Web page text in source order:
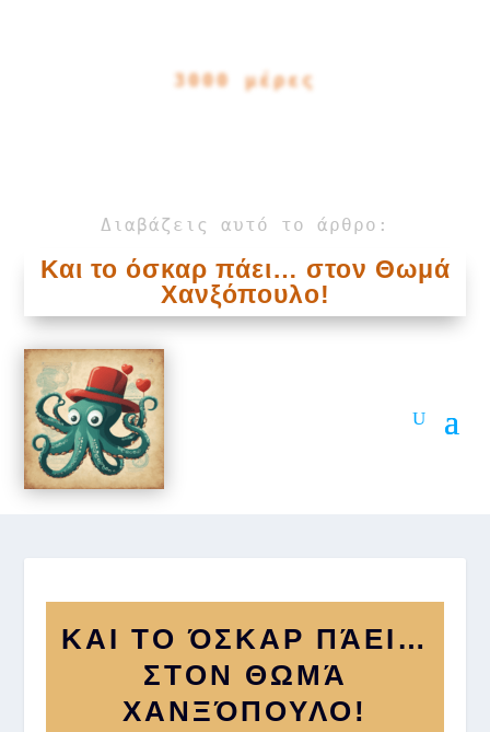
3000 μέρες
Διαβάζεις αυτό το άρθρο:
Και το όσκαρ πάει… στον Θωμά
Χανξόπουλο!
ΚΑΙ ΤΟ ΌΣΚΑΡ ΠΆΕΙ…
ΣΤΟΝ ΘΩΜΆ
ΧΑΝΞΌΠΟΥΛΟ!